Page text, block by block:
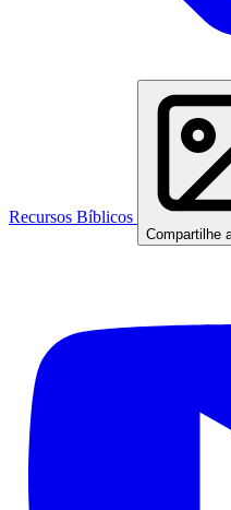
Recursos Bíblicos
Compartilhe